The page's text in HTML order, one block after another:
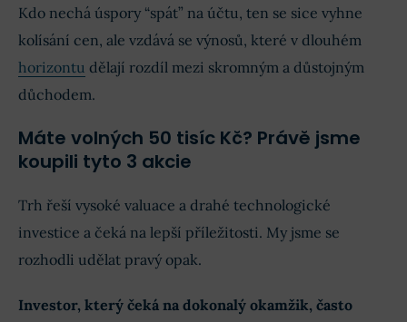
Kdo nechá úspory “spát” na účtu, ten se sice vyhne
kolísání cen, ale vzdává se výnosů, které v dlouhém
horizontu dělají rozdíl mezi skromným a důstojným
důchodem.
Máte volných 50 tisíc Kč? Právě jsme
koupili tyto 3 akcie
Trh řeší vysoké valuace a drahé technologické
investice a čeká na lepší příležitosti. My jsme se
rozhodli udělat pravý opak.
Investor, který čeká na dokonalý okamžik, často